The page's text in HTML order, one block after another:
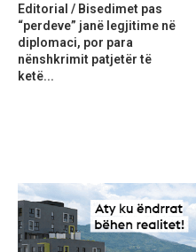
Editorial / Bisedimet pas
“perdeve” janë legjitime në
diplomaci, por para
nënshkrimit patjetër të
ketë...